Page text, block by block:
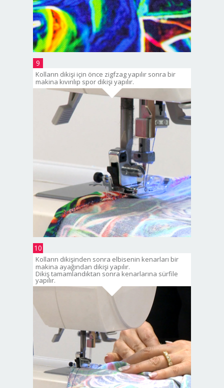
9
Kolların dikişi için önce zigfzag yapılır sonra bir
makina kıvırılıp spor dikişi yapılır.
10
Kolların dikişinden sonra elbisenin kenarları bir
makina ayağından dikişi yapılır.
Dikiş tamamlandıktan sonra kenarlarına sürfile
yapılır.